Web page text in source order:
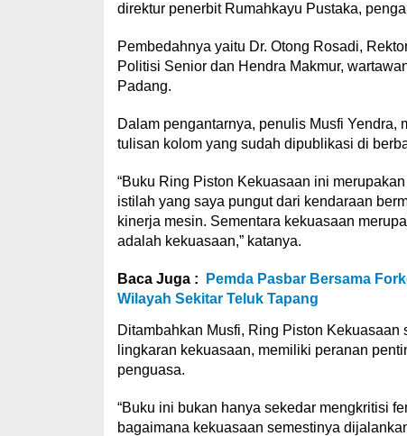
direktur penerbit Rumahkayu Pustaka,
Pembedahnya yaitu Dr. Otong Rosadi,
Politisi Senior dan Hendra Makmur,
Padang.
Dalam pengantarnya, penulis Musfi
tulisan kolom yang sudah dipublikasi di
“Buku Ring Piston Kekuasaan ini
istilah yang saya pungut dari kendaraan
kinerja mesin. Sementara kekuasaan
adalah kekuasaan,” katanya.
Baca Juga :
Pemda Pasbar Bersama
Wilayah Sekitar Teluk Tapang
Ditambahkan Musfi, Ring Piston
lingkaran kekuasaan, memiliki peranan
penguasa.
“Buku ini bukan hanya sekedar mengkritisi
bagaimana kekuasaan semestinya